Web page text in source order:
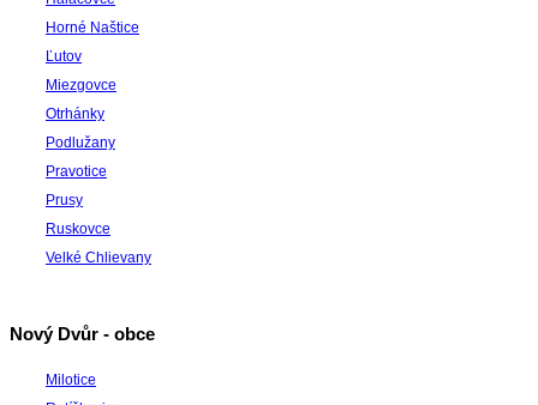
Horné Naštice
Ľutov
Miezgovce
Otrhánky
Podlužany
Pravotice
Prusy
Ruskovce
Velké Chlievany
Nový Dvůr - obce
Milotice